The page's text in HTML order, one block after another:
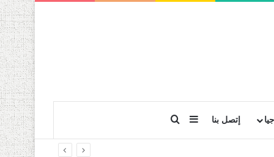
إتصل بنا إضافة عمود جانبي